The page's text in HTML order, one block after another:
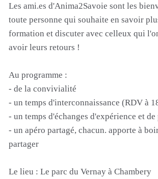
Les ami.es d'Anima2Savoie sont les
toute personne qui souhaite en savoir
formation et discuter avec celleux qui
avoir leurs retours !
Au programme :
- de la convivialité
- un temps d'interconnaissance (RDV à
- un temps d'échanges d'expérience et
- un apéro partagé, chacun. apporte à
partager
Le lieu : Le parc du Vernay à Chambery